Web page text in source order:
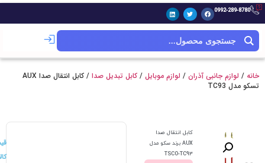
0992-289-8780
خانه / لوازم جانبی آذران / لوازم موبایل / کابل تبدیل صدا
/ کابل انتقال صدا AUX
تسکو مدل TC93
کابل انتقال صدا
AUX برند سکو مدل
TSCO-TC93